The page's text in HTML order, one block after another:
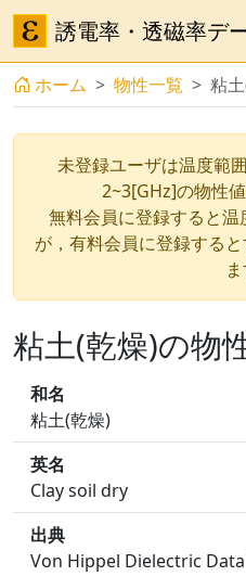
誘電率・透磁率デ
ホーム 物性一覧 粘
未登録ユーザは温度範
2~3[GHz]の物性
無料会員に登録すると
が，有料会員に登録する
粘土(乾燥)の物
和名
粘土(乾燥)
英名
Clay soil dry
出典
Von Hippel Dielectric